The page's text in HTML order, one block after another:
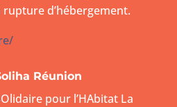
d’hébergement.
Réunion
pour l’HAbitat La